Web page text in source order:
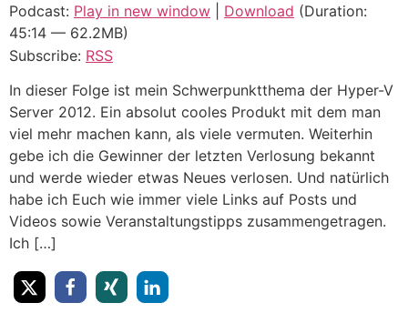
Podcast: Play in new window Download (Duration:
45:14 — 62.2MB)
Subscribe: RSS
In dieser Folge ist mein Schwerpunktthema der Hyper-V
Server 2012. Ein absolut cooles Produkt mit dem man
viel mehr machen kann, als viele vermuten. Weiterhin
gebe ich die Gewinner der letzten Verlosung bekannt
und werde wieder etwas Neues verlosen. Und natürlich
habe ich Euch wie immer viele Links auf Posts und
Videos sowie Veranstaltungstipps zusammengetragen.
Ich […]